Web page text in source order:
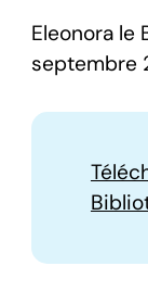
Eleonora le
septembre